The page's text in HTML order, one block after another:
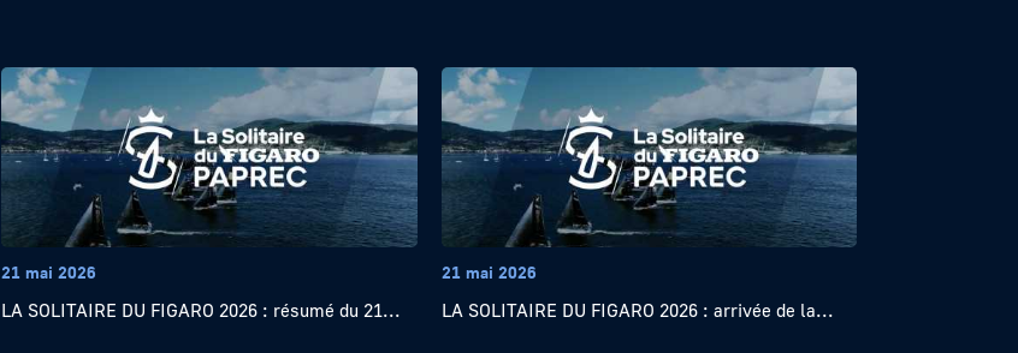
21 mai 2026
LA SOLITAIRE DU FIGARO 2026 : résumé du 21...
21 mai 2026
LA SOLITAIRE DU FIGARO 2026 : arrivée de la...